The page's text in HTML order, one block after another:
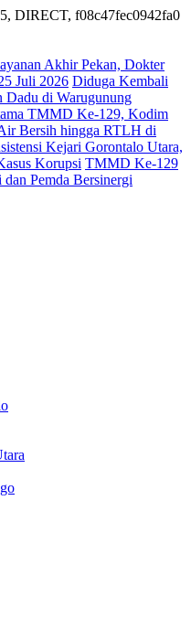
DIRECT, f08c47fec0942fa0
Akhir Pekan, Dokter
Juli 2026 Diduga Kembali
Dadu di Warugunung
TMMD Ke-129, Kodim
Bersih hingga RTLH di
Kejari Gorontalo Utara,
Korupsi TMMD Ke-129
Pemda Bersinergi